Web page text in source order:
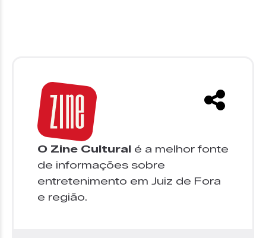
O Zine Cultural é a melhor fonte
de informações sobre
entretenimento em Juiz de Fora
e região.